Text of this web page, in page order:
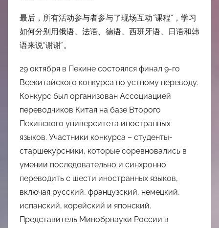
最后，所有活动参与者参与了现场互动“课程”，学习
如何分别用俄语、法语、德语、西班牙语、日语和韩
语来说“谢谢”。
29 октября в Пекине состоялся финал 9-го
Всекитайского конкурса по устному переводу.
Конкурс был организован Ассоциацией
переводчиков Китая на базе Второго
Пекинского университета иностранных
языков. Участники конкурса – студенты-
старшекурсники, которые соревновались в
умении последовательно и синхронно
переводить с шести иностранных языков,
включая русский, французский, немецкий,
испанский, корейский и японский.
Представитель Минобрнауки России в